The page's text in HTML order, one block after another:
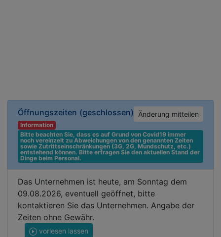
Öffnungszeiten (geschlossen) Änderung mitteilen
Information
Bitte beachten Sie, dass es auf Grund von Covid19 immer
noch vereinzelt zu Abweichungen von den genannten Zeiten
sowie Zutrittseinschränkungen (3G, 2G, Mundschutz, etc.)
entstehend können. Bitte erfragen Sie den aktuellen Stand der
Dinge beim Personal.
Das Unternehmen ist heute, am Sonntag dem
09.08.2026, eventuell geöffnet, bitte
kontaktieren Sie das Unternehmen. Angabe der
Zeiten ohne Gewähr.
vorlesen lassen